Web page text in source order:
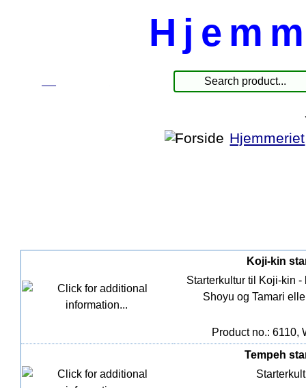
Hjemmeriet
Koji-kin
Starterkultur til Koji-kin
Shoyu og Tamari
Product no.: 6110,
Tempeh